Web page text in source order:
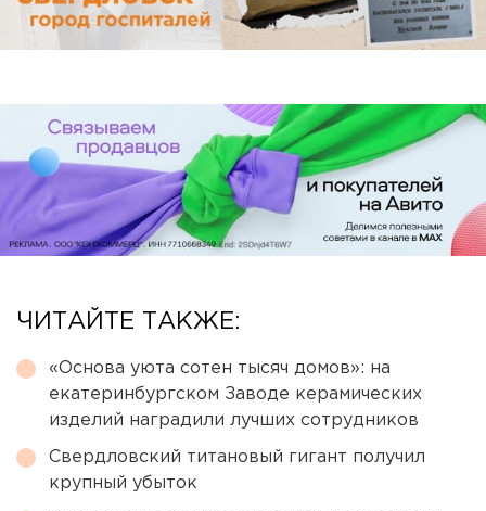
ЧИТАЙТЕ ТАКЖЕ:
«Основа уюта сотен тысяч домов»: на
екатеринбургском Заводе керамических
изделий наградили лучших сотрудников
Свердловский титановый гигант получил
крупный убыток